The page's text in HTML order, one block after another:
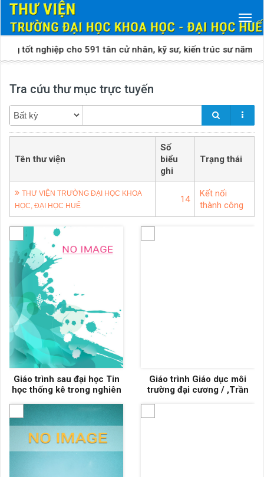
nghiệp cho 591 tân cử nhân, kỹ sư, kiến trúc sư năm 2026​
Tra cứu thư mục trực tuyến
Tên thư viện
Số
biểu
ghi
Trạng thái
THƯ VIỆN TRƯỜNG ĐẠI HỌC KHOA
HỌC, ĐẠI HỌC HUẾ
14
Kết nối
thành công
Giáo trình sau đại học Tin
học thống kê trong nghiên
trường / Đỗ Thị Việt Hương,
Nguyễn Bắc Giang (đồng
chủ biên), Bùi Thị Thu
Giáo trình Giáo dục môi
trường đại cương / ,Trần
biên), ... [và những người